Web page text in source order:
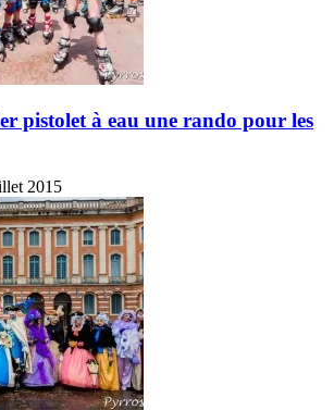
pistolet à eau une rando pour les
2015